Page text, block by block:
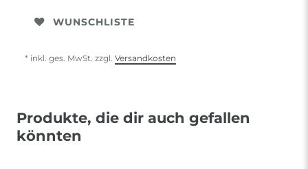
WUNSCHLISTE
* inkl. ges. MwSt. zzgl. Versandkosten
Produkte, die dir auch gefallen
könnten